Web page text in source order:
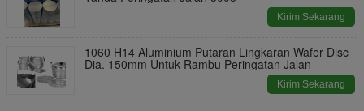
Kirim Sekarang
1060 H14 Aluminium Putaran Lingkaran Wafer Disc
Dia. 150mm Untuk Rambu Peringatan Jalan
Kirim Sekarang